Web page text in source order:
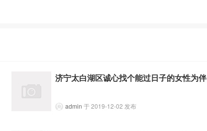
济宁太白湖区诚心找个能过日子的女性为伴
admin 于 2019-12-02 发布